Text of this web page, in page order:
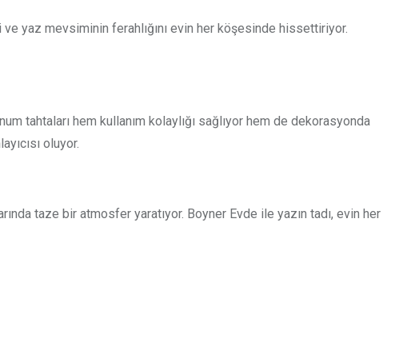
yaz mevsiminin ferahlığını evin her köşesinde hissettiriyor.
tahtaları hem kullanım kolaylığı sağlıyor hem de dekorasyonda
oluyor.
taze bir atmosfer yaratıyor. Boyner Evde ile yazın tadı, evin her